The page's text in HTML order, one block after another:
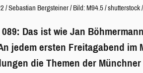
/Sebastian Bergsteiner/Bild: M94.5 / shutterstock
Das ist wie Jan
jedem ersten Freitagabend im
die Themen der